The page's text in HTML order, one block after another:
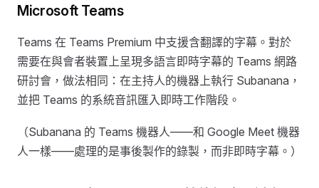
Microsoft Teams
Teams 在 Teams Premium 中支援含翻譯的字幕。對於
需要在與會者裝置上呈現多語言即時字幕的 Teams 網路
研討會，做法相同：在主持人的機器上執行 Subanana，
並把 Teams 的系統音訊匯入即時工作階段。
（Subanana 的 Teams 機器人——和 Google Meet 機器
人一樣——處理的是事後製作的錄製，而非即時字幕。）